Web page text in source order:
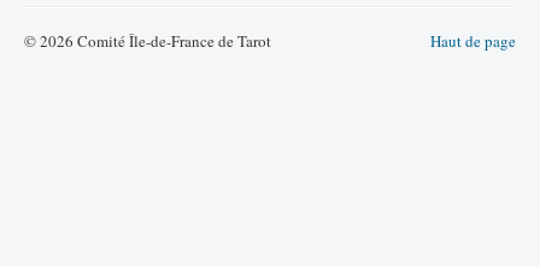
Haut de page
© 2026 Comité Île-de-France de Tarot